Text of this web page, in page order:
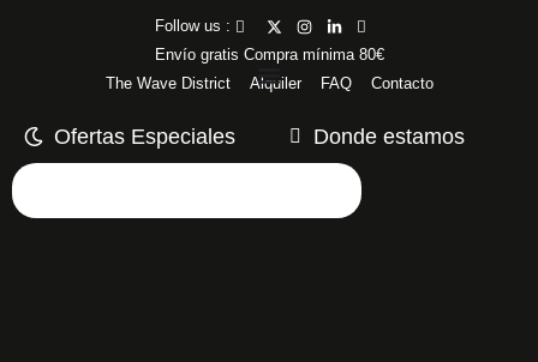
Follow us :
Envío gratis Compra mínima 80€
The Wave District
Alquiler FAQ Contacto
Ofertas Especiales Donde estamos